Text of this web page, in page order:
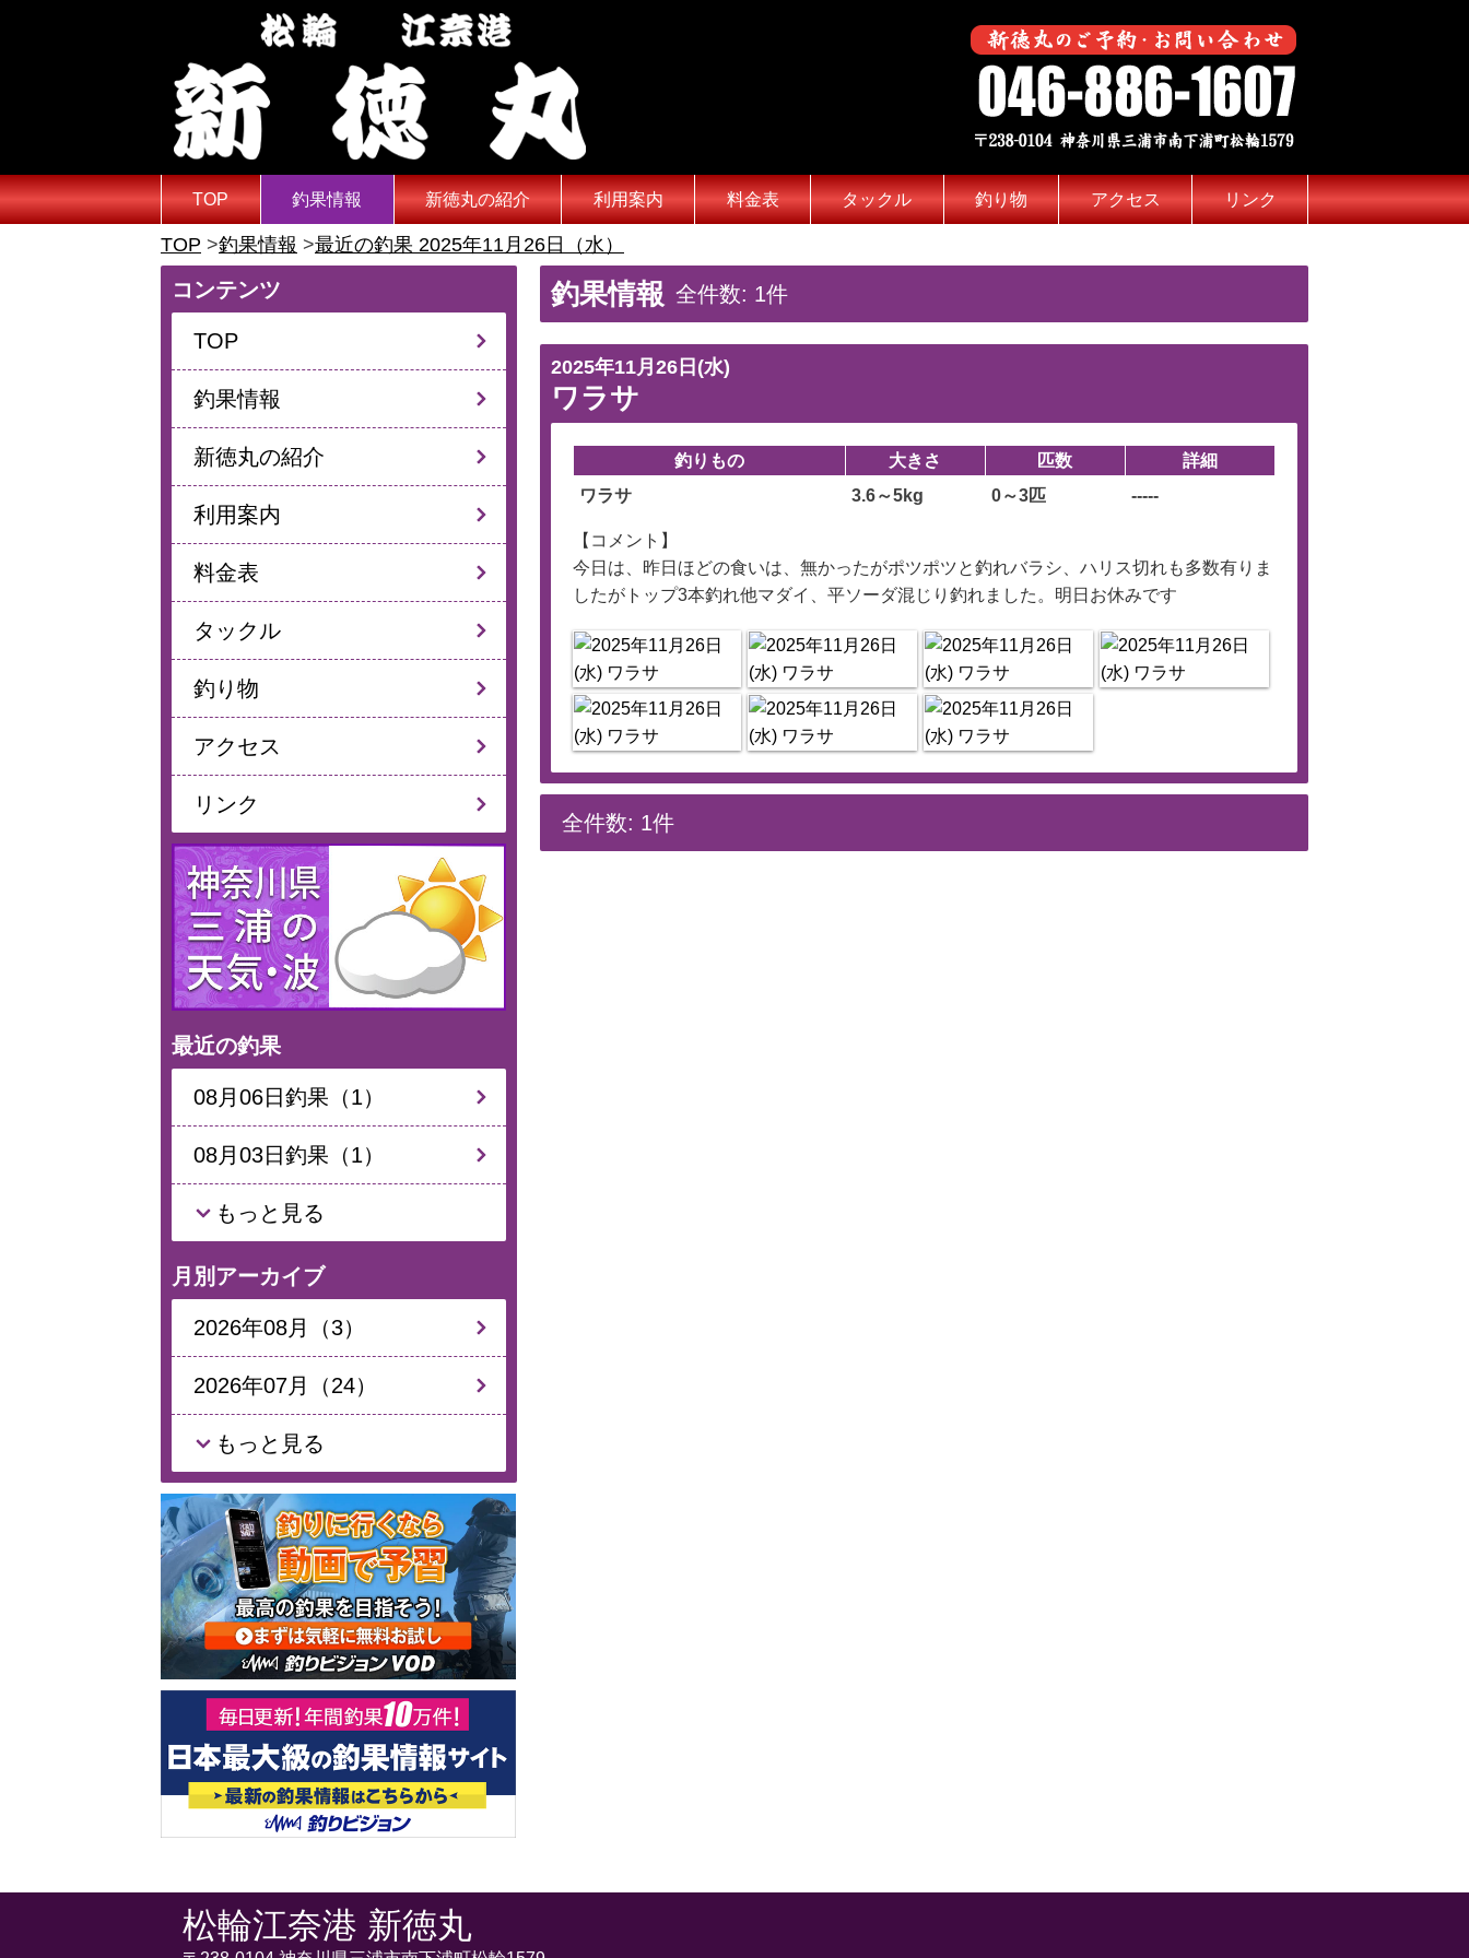
TOP 釣果情報 新徳丸の紹介 利用案内 料金表 タックル 釣り物 アクセス リンク
TOP 釣果情報 最近の釣果 2025年11月26日（水）
釣果情報 全件数: 1件
2025年11月26日(水)
ワラサ
釣りもの 大きさ 匹数
詳細
ワラサ
3.6～5kg 0～3匹 -----
【コメント】
今日は、昨日ほどの食いは、無かったがポツポツと釣れバラシ、ハリス切れも多数有りま
したがトップ3本釣れ他マダイ、平ソーダ混じり釣れました。明日お休みです
全件数: 1件
コンテンツ
TOP
釣果情報
新徳丸の紹介
利用案内
料金表
タックル
釣り物
アクセス
リンク
最近の釣果
08月06日釣果（1）
08月03日釣果（1）
もっと見る
月別アーカイブ
2026年08月（3）
2026年07月（24）
もっと見る
松輪江奈港 新徳丸